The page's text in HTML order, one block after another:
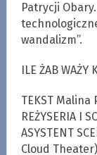
Patrycji
wandalizm”.
ILE ŻAB
TEKST Malina
REŻYSERIA I
ASYSTENT
Cloud Theater)